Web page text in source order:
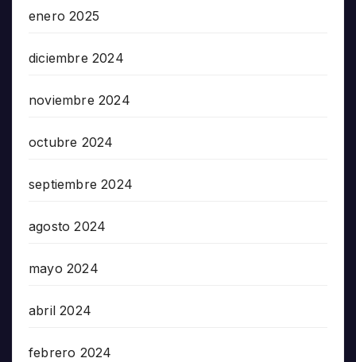
enero 2025
diciembre 2024
noviembre 2024
octubre 2024
septiembre 2024
agosto 2024
mayo 2024
abril 2024
febrero 2024